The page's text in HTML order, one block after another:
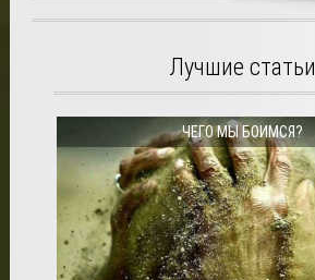
Лучшие статьи
ЧЕГО МЫ БОИМСЯ?